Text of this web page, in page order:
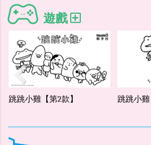
遊戲
跳跳小雞【第3款】
Previous